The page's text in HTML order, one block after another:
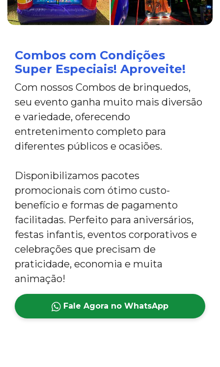
Combos com Condições
Super Especiais! Aproveite!
Com nossos Combos de brinquedos,
seu evento ganha muito mais diversão
e variedade, oferecendo
entretenimento completo para
diferentes públicos e ocasiões.
Disponibilizamos pacotes
promocionais com ótimo custo-
benefício e formas de pagamento
facilitadas. Perfeito para aniversários,
festas infantis, eventos corporativos e
celebrações que precisam de
praticidade, economia e muita
animação!
Fale Agora no WhatsApp